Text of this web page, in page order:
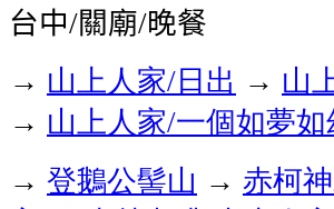
台中/關廟/晚餐
→ 山上人家/日出 → 山
→ 山上人家/一個如夢
→ 登鵝公髻山 → 赤柯